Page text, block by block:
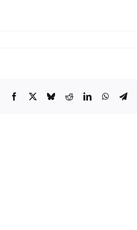
Facebook
X BlueskyRedditLinkedIn